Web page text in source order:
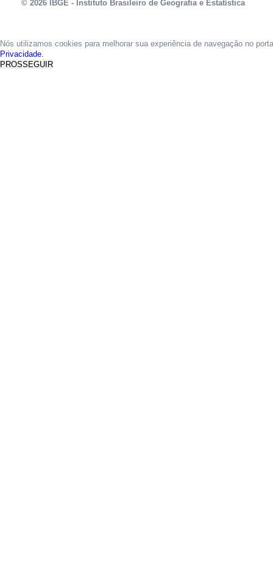
© 2026 IBGE - Instituto Brasileiro de Geografia e Estatística
Nós utilizamos cookies para melhorar sua experiência de navegação no
Privacidade.
PROSSEGUIR